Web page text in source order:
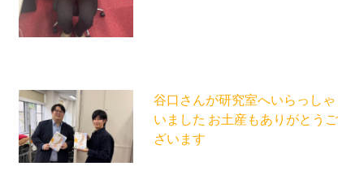
谷口さんが研究室へいらっしゃ
いました お土産もありがとうご
ざいます